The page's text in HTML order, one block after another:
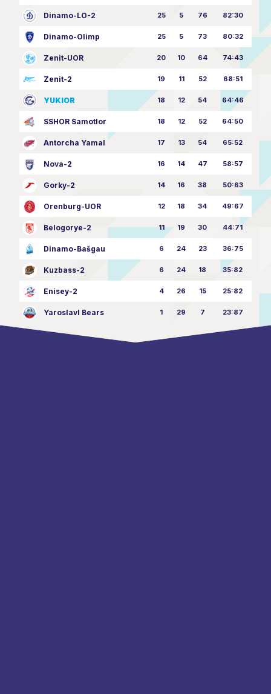
Dinamo-LO-2 25 5 76 82:30
Dinamo-Olimp 25 5 73 80:32
Zenit-UOR 20 10 64 74:43
Zenit-2 19 11 52 68:51
YUKIOR 18 12 54 64:46
SSHOR Samotlor 18 12 52 64:50
Antorcha Yamal 17 13 54 65:52
Nova-2 16 14 47 58:57
Gorky-2 14 16 38 50:63
Orenburg-UOR 12 18 34 49:67
Belogorye-2 11 19 30 44:71
Dinamo-Bašgau 6 24 23 36:75
Kuzbass-2 6 24 18 35:82
Enisey-2 4 26 15 25:82
Yaroslavl Bears 1 29 7 23:87